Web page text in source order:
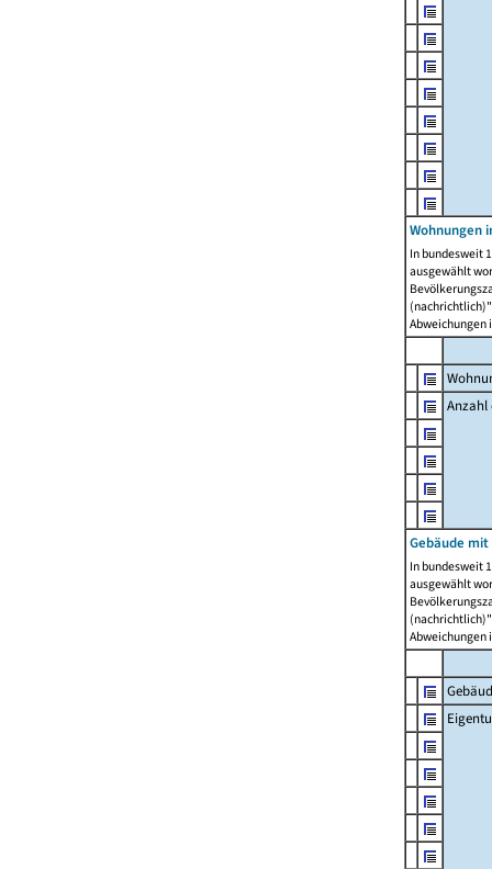
Wohnungen
In bundesweit
ausgewählt
Abweichungen
Anzahl
Gebäude
In bundesweit
ausgewählt
Abweichungen